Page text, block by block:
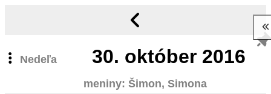
Nedeľa 30. október 2016
meniny: Šimon, Simona